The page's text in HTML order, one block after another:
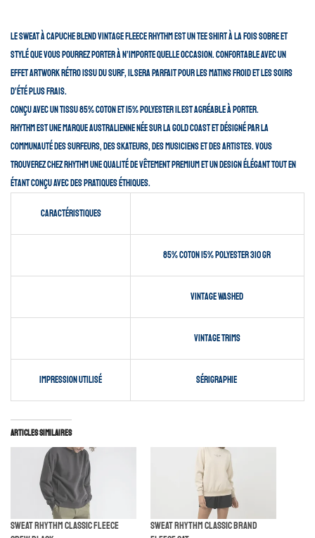
Le sweat à capuche Blend Vintage Fleece Rhythm est un tee shirt à la fois sobre et
stylé que vous pourrez porter à n’importe quelle occasion. Confortable avec un
effet artwork rétro issu du surf, il sera parfait pour les matins froid et les soirs
d’été plus frais.
Conçu avec un tissu 85% coton et 15% polyester il est agréable à porter.
Rhythm est une marque Australienne née sur la Gold Coast et désigné par la
communauté des surfeurs, des skateurs, des musiciens et des artistes. Vous
trouverez chez Rhythm une qualité de vêtement premium et un design élégant tout en
étant conçu avec des pratiques éthiques.
Caractéristiques
85% coton 15% polyester 310 gr
Vintage Washed
Vintage Trims
impression utilisé sérigraphie
Articles similaires
Sweat Rhythm Classic Fleece
Sweat Rhythm Classic Brand